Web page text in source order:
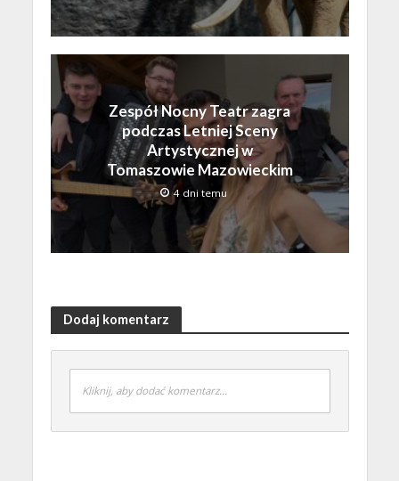
Zespół Nocny Teatr zagra
podczas Letniej Sceny
Artystycznej w
Tomaszowie Mazowieckim
4 dni temu
Dodaj komentarz
Kliknij, aby dodać komentarz...